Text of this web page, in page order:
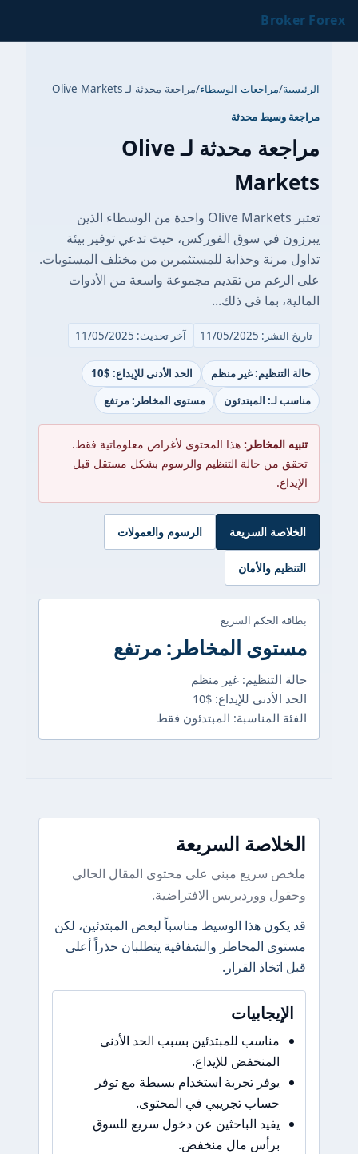
Broker Forex
الرئيسية/مراجعات الوسطاء/مراجعة محدثة لـ Olive Markets
مراجعة وسيط محدثة
مراجعة محدثة لـ Olive
Markets
تعتبر Olive Markets واحدة من الوسطاء الذين
يبرزون في سوق الفوركس، حيث تدعي توفير بيئة
تداول مرنة وجذابة للمستثمرين من مختلف المستويات.
على الرغم من تقديم مجموعة واسعة من الأدوات
المالية، بما في ذلك...
تاريخ النشر: 11/05/2025 آخر تحديث: 11/05/2025
حالة التنظيم: غير منظم
الحد الأدنى للإيداع: $10
مناسب لـ: المبتدئون
مستوى المخاطر: مرتفع
تنبيه المخاطر: هذا المحتوى لأغراض معلوماتية فقط.
تحقق من حالة التنظيم والرسوم بشكل مستقل قبل
الإيداع.
الخلاصة السريعة الرسوم والعمولات
التنظيم والأمان
بطاقة الحكم السريع
مستوى المخاطر: مرتفع
حالة التنظيم: غير منظم
الحد الأدنى للإيداع: $10
الفئة المناسبة: المبتدئون فقط
الخلاصة السريعة
ملخص سريع مبني على محتوى المقال الحالي
وحقول ووردبريس الافتراضية.
قد يكون هذا الوسيط مناسباً لبعض المبتدئين، لكن
مستوى المخاطر والشفافية يتطلبان حذراً أعلى
قبل اتخاذ القرار.
الإيجابيات
مناسب للمبتدئين بسبب الحد الأدنى
المنخفض للإيداع.
يوفر تجربة استخدام بسيطة مع توفر
حساب تجريبي في المحتوى.
يفيد الباحثين عن دخول سريع للسوق
برأس مال منخفض.